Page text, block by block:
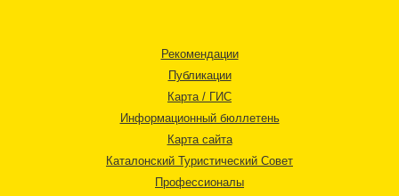
Рекомендации
Публикации
Карта / ГИС
Информационный бюллетень
Карта сайта
Каталонский Туристический Совет
Профессионалы